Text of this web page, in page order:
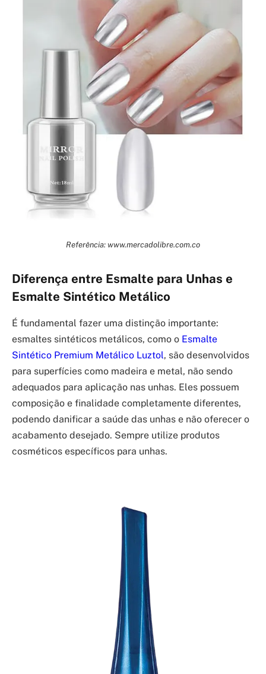
Referência: www.mercadolibre.com.co
Diferença entre Esmalte para Unhas e
Esmalte Sintético Metálico
É fundamental fazer uma distinção importante:
esmaltes sintéticos metálicos, como o Esmalte
Sintético Premium Metálico Luztol, são desenvolvidos
para superfícies como madeira e metal, não sendo
adequados para aplicação nas unhas. Eles possuem
composição e finalidade completamente diferentes,
podendo danificar a saúde das unhas e não oferecer o
acabamento desejado. Sempre utilize produtos
cosméticos específicos para unhas.